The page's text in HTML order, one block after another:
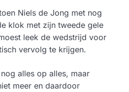
Niels de Jong met nog
klok met zijn tweede gele
leek de wedstrijd voor
vervolg te krijgen.
alles op alles, maar
meer en daardoor